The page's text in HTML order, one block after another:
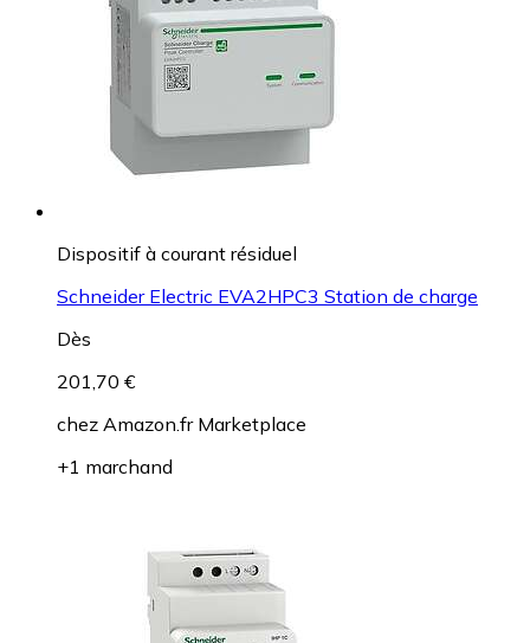
Dispositif à courant résiduel
Schneider Electric EVA2HPC3 Station de charge
Dès
201,70 €
chez Amazon.fr Marketplace
+1 marchand